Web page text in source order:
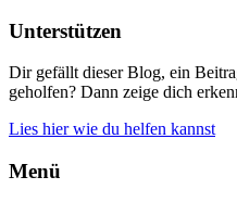
Unterstützen
Dir gefällt dieser Blog, ein
geholfen? Dann zeige dich
Lies hier wie du helfen kannst
Menü